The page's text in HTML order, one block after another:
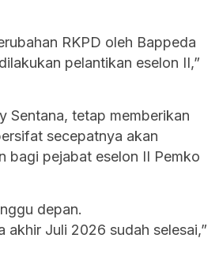
RKPD oleh Bappeda
pelantikan eselon II,”
Sentana, tetap memberikan
secepatnya akan
bagi pejabat eselon II Pemko
depan.
akhir Juli 2026 sudah selesai,”